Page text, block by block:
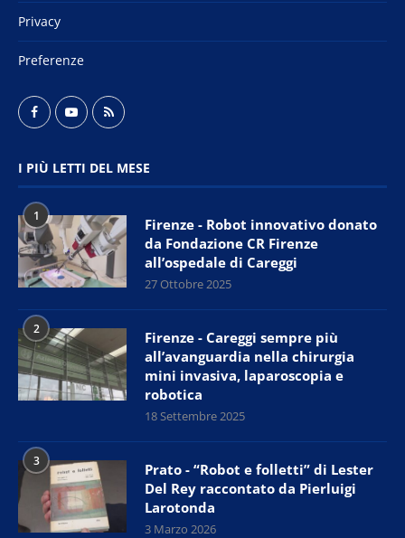
Privacy
Preferenze
I PIÙ LETTI DEL MESE
1
Firenze - Robot innovativo donato
da Fondazione CR Firenze
all’ospedale di Careggi
27 Ottobre 2025
2
Firenze - Careggi sempre più
all’avanguardia nella chirurgia
mini invasiva, laparoscopia e
robotica
18 Settembre 2025
3
Prato - “Robot e folletti” di Lester
Del Rey raccontato da Pierluigi
Larotonda
3 Marzo 2026